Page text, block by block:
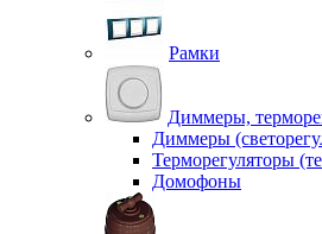
Рамки
Диммеры,
Диммеры
Терморегуляторы
Домофоны